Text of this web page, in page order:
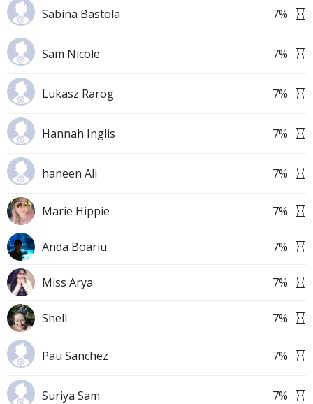
Sabina Bastola 7%
Sam Nicole 7%
Lukasz Rarog 7%
Hannah Inglis 7%
haneen Ali 7%
Marie Hippie 7%
Anda Boariu 7%
Miss Arya 7%
Shell 7%
Pau Sanchez 7%
Suriya Sam 7%